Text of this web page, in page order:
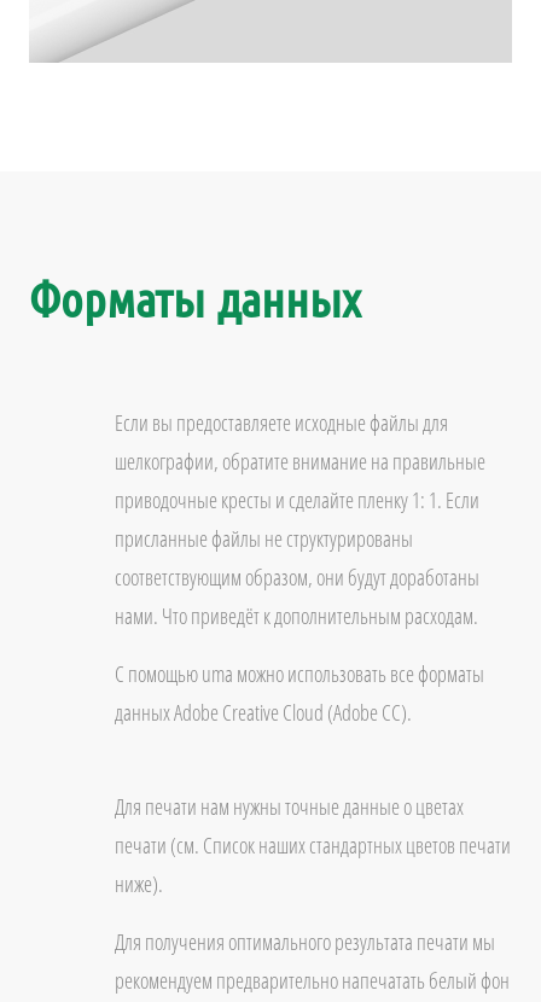
Форматы данных
Если вы предоставляете исходные файлы для
шелкографии, обратите внимание на правильные
приводочные кресты и сделайте пленку 1: 1. Если
присланные файлы не структурированы
соответствующим образом, они будут доработаны
нами. Что приведёт к дополнительным расходам.
С помощью uma можно использовать все форматы
данных Adobe Creative Cloud (Adobe CC).
Для печати нам нужны точные данные о цветах
печати (см. Список наших стандартных цветов печати
ниже).
Для получения оптимального результата печати мы
рекомендуем предварительно напечатать белый фон